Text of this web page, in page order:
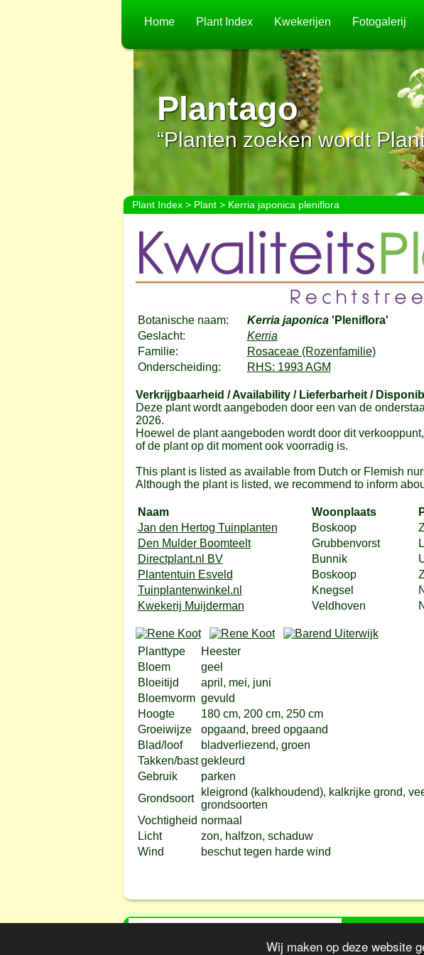
Wij maken op deze website
Home Plant Index Kwekerijen Fotogalerij
Plantago
“Planten zoeken wordt
Plant Index> Plant> Kerria japonica pleniflora
Botanische naam: Kerria japonica'Pleniflora'
Geslacht:
Kerria
Familie:
Rosaceae (Rozenfamilie)
Onderscheiding:
RHS: 1993 AGM
Verkrijgbaarheid / Availability / Lieferbarheit /
Deze plant wordt aangeboden door een van de
2026.
Hoewel de plant aangeboden wordt door dit
of de plant op dit moment ook voorradig is.
This plant is listed as available from Dutch or Flemish
Although the plant is listed, we recommend to inform
Naam Woonplaats
Jan den Hertog Tuinplanten
Boskoop
Den Mulder Boomteelt
Grubbenvorst
Directplant.nl BV
Bunnik
Plantentuin Esveld
Boskoop
Tuinplantenwinkel.nl
Knegsel
Kwekerij Muijderman
Veldhoven
Planttype
Heester
Bloem
geel
Bloeitijd
april, mei, juni
Bloemvorm gevuld
Hoogte
180 cm, 200 cm, 250 cm
Groeiwijze
opgaand, breed opgaand
Blad/loof
bladverliezend, groen
Takken/bast gekleurd
Gebruik
parken
Grondsoort
kleigrond (kalkhoudend), kalkrijke grond,
grondsoorten
Vochtigheid normaal
Licht
zon, halfzon, schaduw
Wind
beschut tegen harde wind